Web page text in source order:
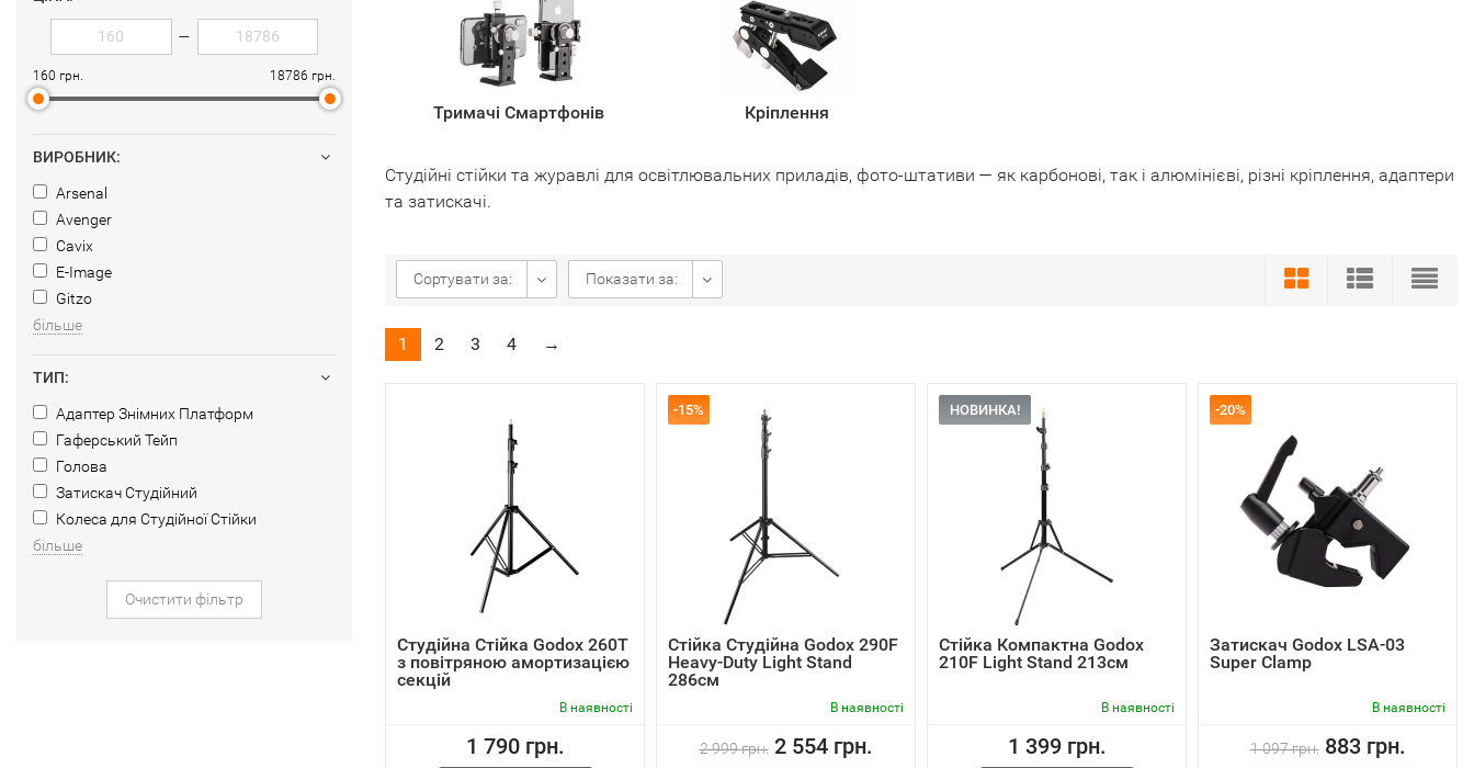
—
160 грн. 18786 грн.
ВИРОБНИК:
Arsenal
Avenger
Cavix
E-Image
Gitzo
більше
ТИП:
Адаптер Знімних Платформ
Гаферський Тейп
Голова
Затискач Студійний
Колеса для Студійної Стійки
більше
Очистити фільтр
Тримачі Смартфонів Кріплення
Студійні стійки та журавлі для освітлювальних приладів, фото-штативи — як карбонові, так і алюмінієві, різні кріплення, адаптери
та затискачі.
Сортувати за: Показати за:
1 2 3 4 →
Студійна Стійка Godox 260T
з повітряною амортизацією
секцій
В наявності
1 790 грн.
-15%
Стійка Студійна Godox 290F
Heavy-Duty Light Stand
286cм
В наявності
2 999 грн. 2 554 грн.
НОВИНКА!
Стійка Компактна Godox
210F Light Stand 213cм
В наявності
1 399 грн.
-20%
Затискач Godox LSA-03
Super Clamp
В наявності
1 097 грн. 883 грн.